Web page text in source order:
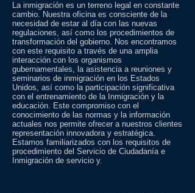
La inmigración es un terreno legal en constante
cambio. Nuestra oficina es consciente de la
necesidad de estar al día con las nuevas
regulaciones, así como los procedimientos de
transformación del gobierno. Nos encontramos
con este requisito a través de una amplia
interacción con los organismos
gubernamentales, la asistencia a reuniones y
seminarios de inmigración en los Estados
Unidos, así como la participación significativa
con el entrenamiento de la Inmigración y la
educación. Este compromiso con el
conocimiento de las normas y la información
actuales nos permite ofrecer a nuestros clientes
representación innovadora y estratégica.
Estamos familiarizados con los requisitos de
procedimiento del Servicio de Ciudadanía e
Inmigración de servicio y.